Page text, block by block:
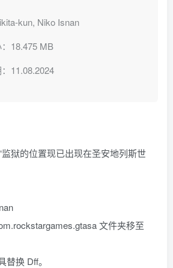
kun, Niko Isnan
18.475 MB
11.08.2024
监狱的位置现已出现在圣安地列斯世
文件夹移至
换 Dff。